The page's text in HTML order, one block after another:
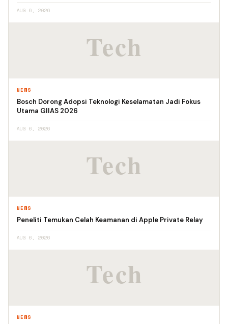
AUG 6, 2026
NEWS
Bosch Dorong Adopsi Teknologi Keselamatan Jadi Fokus
Utama GIIAS 2026
AUG 6, 2026
NEWS
Peneliti Temukan Celah Keamanan di Apple Private Relay
AUG 6, 2026
NEWS